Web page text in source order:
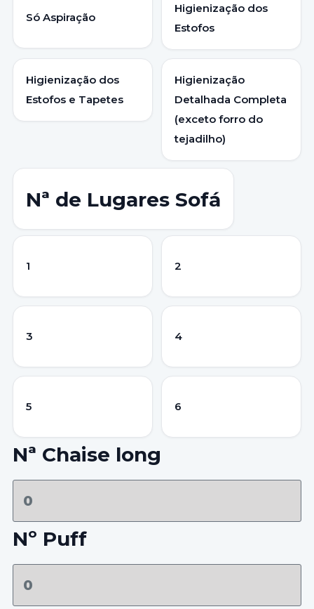
Só Aspiração
Higienização dos
Estofos
Higienização dos
Estofos e Tapetes
Higienização
Detalhada Completa
(exceto forro do
tejadilho)
Nª de Lugares Sofá
1 2
3 4
5 6
Nª Chaise long
Nº Puff